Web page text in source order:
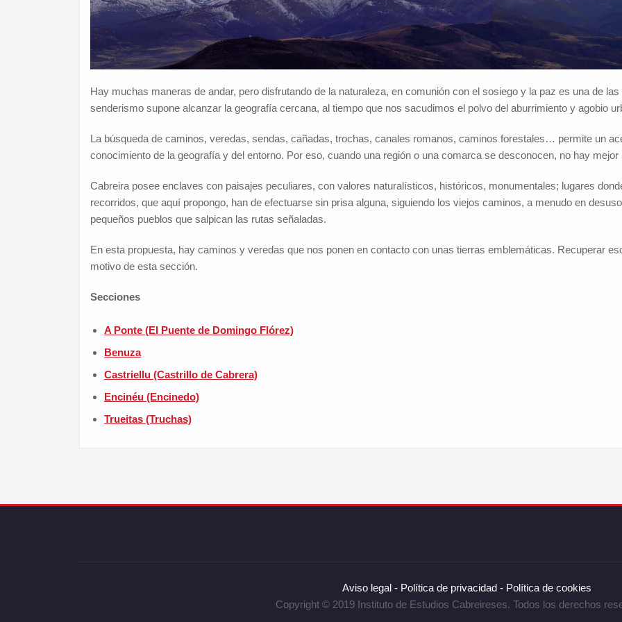
Hay muchas maneras de andar, pero disfrutando de la naturaleza, en comunión con el sosiego y la paz es una de
senderismo supone alcanzar la geografía cercana, al tiempo que nos sacudimos el polvo del aburrimiento y agobio
La búsqueda de caminos, veredas, sendas, cañadas, trochas, canales romanos, caminos forestales… permite un
conocimiento de la geografía y del entorno. Por eso, cuando una región o una comarca se desconocen, no hay
Cabreira posee enclaves con paisajes peculiares, con valores naturalísticos, históricos, monumentales; lugares
recorridos, que aquí propongo, han de efectuarse sin prisa alguna, siguiendo los viejos caminos, a menudo en
pequeños pueblos que salpican las rutas señaladas.
En esta propuesta, hay caminos y veredas que nos ponen en contacto con unas tierras emblemáticas. Recuperar
motivo de esta sección.
Secciones
A Ponte (El Puente de Domingo Flórez)
Benuza
Castriellu (Castrillo de Cabrera)
Encinéu (Encinedo)
Trueitas (Truchas)
Aviso legal - Política de privacidad -Política de cookies
Copyright © 2019 Instituto de Estudios Cabreireses. Todos los derechos